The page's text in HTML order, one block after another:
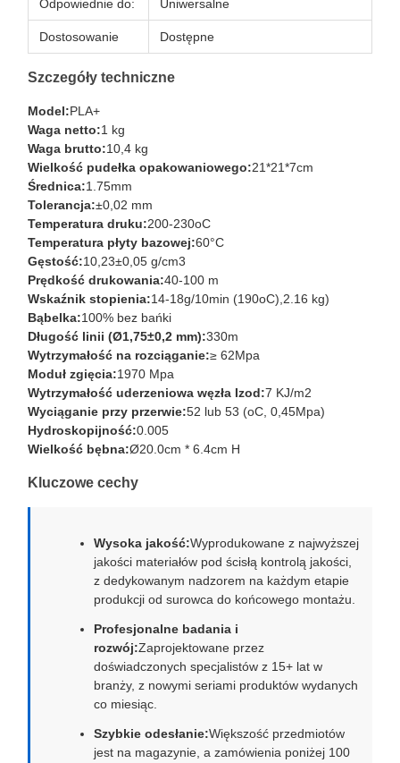
Odpowiednie do: Uniwersalne
Dostosowanie Dostępne
Szczegóły techniczne
Model:PLA+
Waga netto:1 kg
Waga brutto:10,4 kg
Wielkość pudełka opakowaniowego:21*21*7cm
Średnica:1.75mm
Tolerancja:±0,02 mm
Temperatura druku:200-230oC
Temperatura płyty bazowej:60°C
Gęstość:10,23±0,05 g/cm3
Prędkość drukowania:40-100 m
Wskaźnik stopienia:14-18g/10min (190oC),2.16 kg)
Bąbelka:100% bez bańki
Długość linii (Ø1,75±0,2 mm):330m
Wytrzymałość na rozciąganie:≥ 62Mpa
Moduł zgięcia:1970 Mpa
Wytrzymałość uderzeniowa węzła Izod:7 KJ/m2
Wyciąganie przy przerwie:52 lub 53 (oC, 0,45Mpa)
Hydroskopijność:0.005
Wielkość bębna:Ø20.0cm * 6.4cm H
Kluczowe cechy
Wysoka jakość:Wyprodukowane z najwyższej
jakości materiałów pod ścisłą kontrolą jakości,
z dedykowanym nadzorem na każdym etapie
produkcji od surowca do końcowego montażu.
Profesjonalne badania i
rozwój:Zaprojektowane przez
doświadczonych specjalistów z 15+ lat w
branży, z nowymi seriami produktów wydanych
co miesiąc.
Szybkie odesłanie:Większość przedmiotów
jest na magazynie, a zamówienia poniżej 100